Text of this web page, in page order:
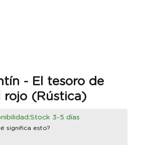
- El tesoro de
rojo (Rústica)
3-5 días
significa esto?